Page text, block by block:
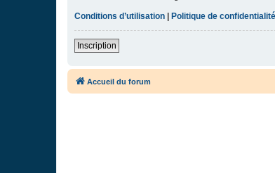
Conditions d’utilisation
Politique de confidentialité
Inscription
Accueil du forum